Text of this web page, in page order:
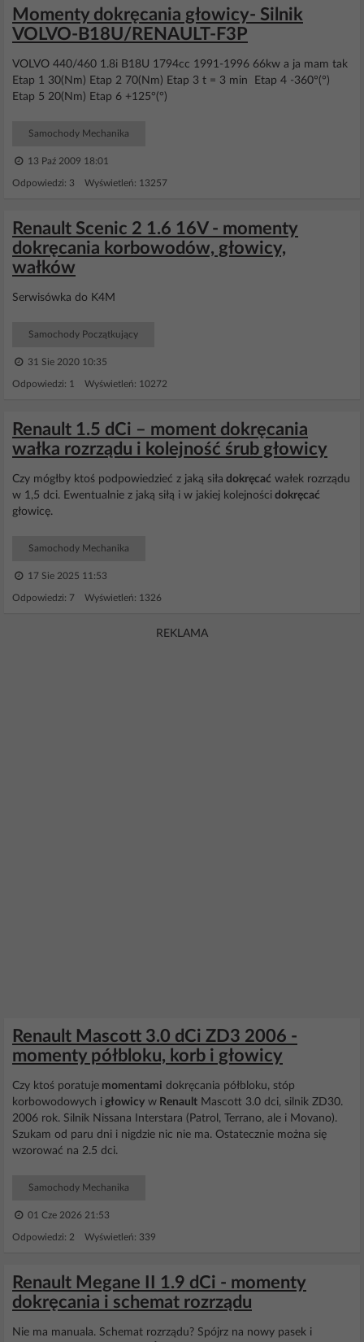
Momenty dokręcania głowicy- Silnik
VOLVO-B18U/RENAULT-F3P
VOLVO 440/460 1.8i B18U 1794cc 1991-1996 66kw a ja mam tak
Etap 1 30(Nm) Etap 2 70(Nm) Etap 3 t = 3 min Etap 4 -360°(°)
Etap 5 20(Nm) Etap 6 +125°(°)
Samochody Mechanika
13 Paź 2009 18:01
Odpowiedzi: 3 Wyświetleń: 13257
Renault Scenic 2 1.6 16V - momenty
dokręcania korbowodów, głowicy,
wałków
Serwisówka do K4M
Samochody Początkujący
31 Sie 2020 10:35
Odpowiedzi: 1 Wyświetleń: 10272
Renault 1.5 dCi – moment dokręcania
wałka rozrządu i kolejność śrub głowicy
Czy mógłby ktoś podpowiedzieć z jaką siła dokręcać wałek rozrządu
w 1,5 dci. Ewentualnie z jaką siłą i w jakiej kolejności dokręcać
głowicę.
Samochody Mechanika
17 Sie 2025 11:53
Odpowiedzi: 7 Wyświetleń: 1326
REKLAMA
Renault Mascott 3.0 dCi ZD3 2006 -
momenty półbloku, korb i głowicy
Czy ktoś poratuje momentami dokręcania półbloku, stóp
korbowodowych i głowicy w Renault Mascott 3.0 dci, silnik ZD30.
2006 rok. Silnik Nissana Interstara (Patrol, Terrano, ale i Movano).
Szukam od paru dni i nigdzie nic nie ma. Ostatecznie można się
wzorować na 2.5 dci.
Samochody Mechanika
01 Cze 2026 21:53
Odpowiedzi: 2 Wyświetleń: 339
Renault Megane II 1.9 dCi - momenty
dokręcania i schemat rozrządu
Nie ma manuala. Schemat rozrządu? Spójrz na nowy pasek i